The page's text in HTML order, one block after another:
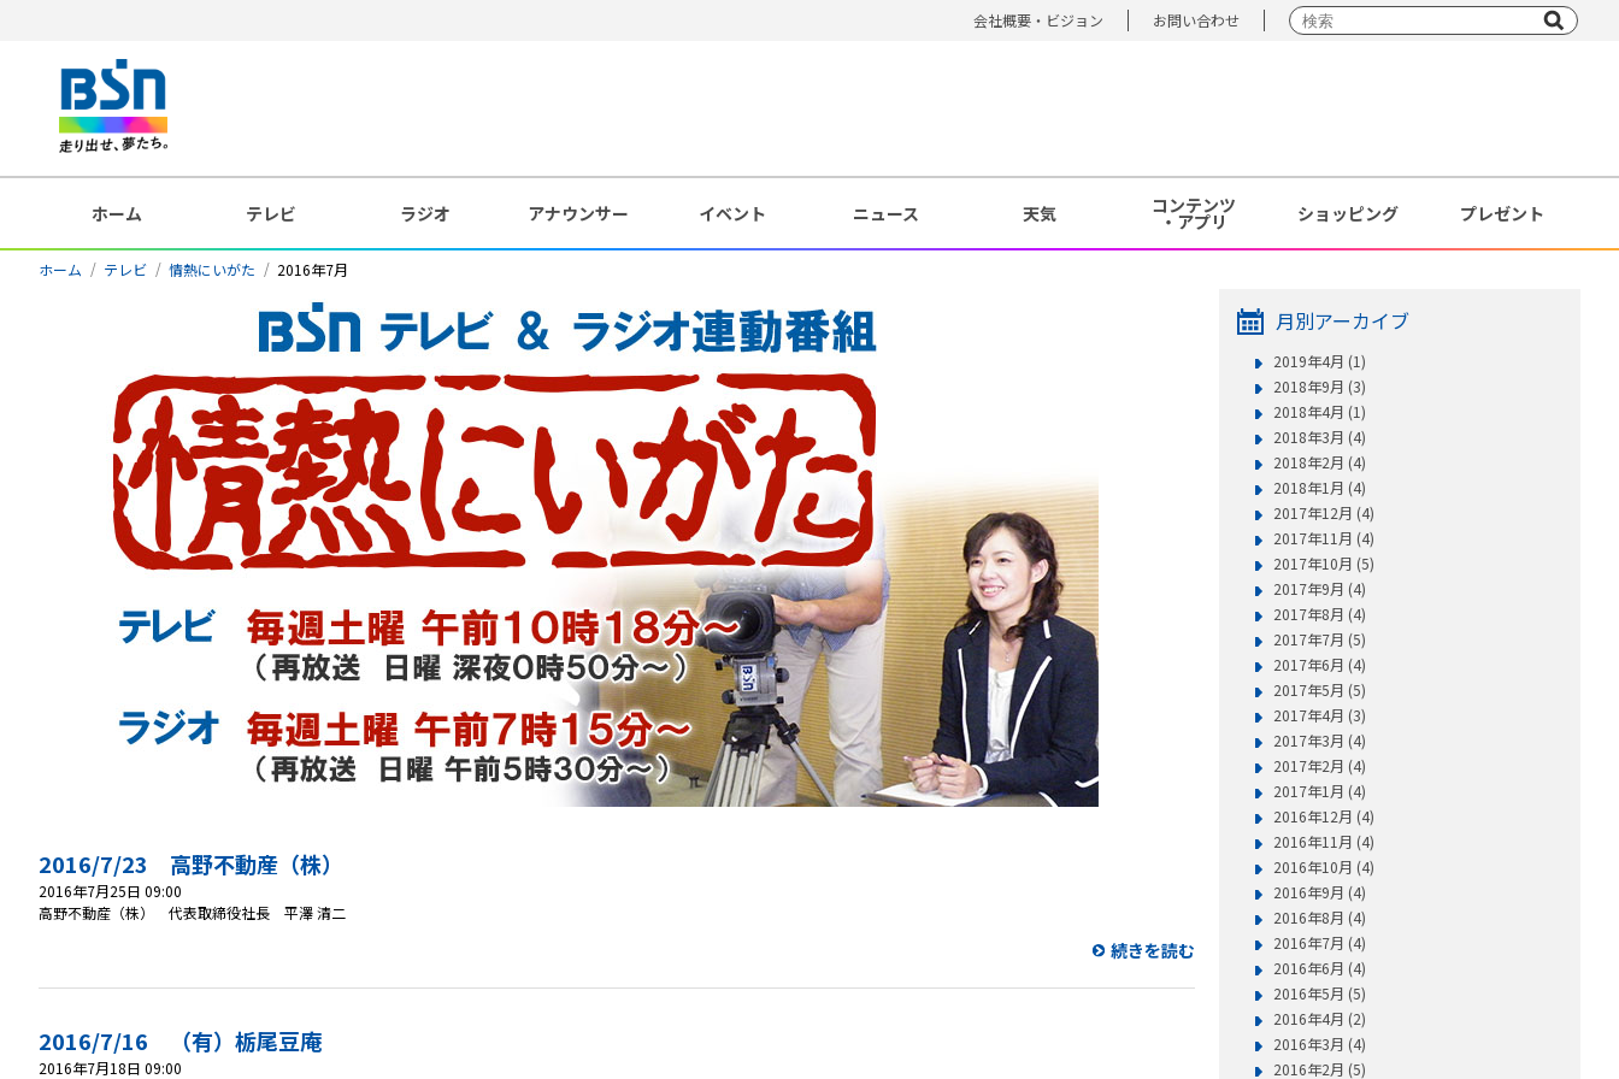
会社概要・ビジョン お問い合わせ
ホーム テレビ ラジオ アナウンサー イベント ニュース 天気 コンテンツ
・アプリ ショッピング プレゼント
ホーム テレビ 情熱にいがた 2016年7月
2016/7/23 高野不動産（株）
2016年7月25日 09:00
高野不動産（株） 代表取締役社長 平澤 清二
続きを読む
2016/7/16 （有）栃尾豆庵
2016年7月18日 09:00
月別アーカイブ
2019年4月 (1)
2018年9月 (3)
2018年4月 (1)
2018年3月 (4)
2018年2月 (4)
2018年1月 (4)
2017年12月 (4)
2017年11月 (4)
2017年10月 (5)
2017年9月 (4)
2017年8月 (4)
2017年7月 (5)
2017年6月 (4)
2017年5月 (5)
2017年4月 (3)
2017年3月 (4)
2017年2月 (4)
2017年1月 (4)
2016年12月 (4)
2016年11月 (4)
2016年10月 (4)
2016年9月 (4)
2016年8月 (4)
2016年7月 (4)
2016年6月 (4)
2016年5月 (5)
2016年4月 (2)
2016年3月 (4)
2016年2月 (5)